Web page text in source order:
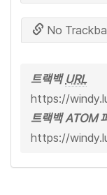
No
트랙백 URL
https://
트랙백 ATOM
https://